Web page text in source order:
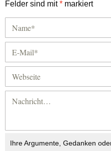
Felder sind mit* markiert
Ihre Argumente, Gedanken